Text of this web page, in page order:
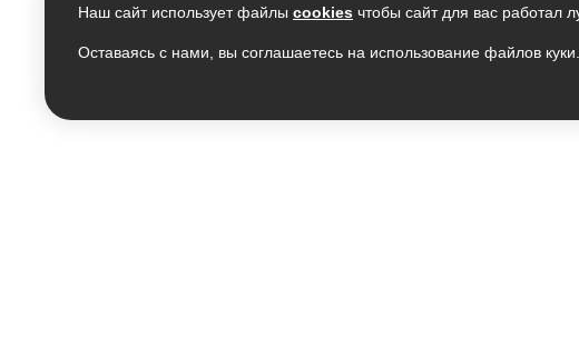
Наш сайт использует файлы cookies чтобы сайт для вас работал
Оставаясь с нами, вы соглашаетесь на использование файлов куки.